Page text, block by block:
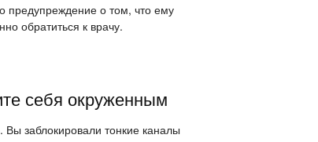
предупреждение о том, что ему
обратиться к врачу.
себя окруженным
заблокировали тонкие каналы